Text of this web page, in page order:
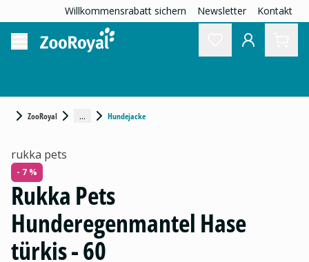
Willkommensrabatt sichern Newsletter Kontakt
ZooRoyal ... Hundejacke
rukka pets
- 7 %
Rukka Pets
Hunderegenmantel Hase
türkis - 60